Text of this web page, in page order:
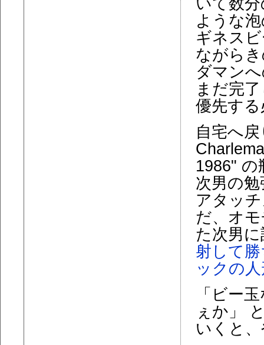
いて数
ような
ギネス
ながら
ダマン
まだ完
優先す
自宅へ
1986" の
次男の
アタッ
だ、オ
た次男
射して
ックの
「ビー
ぇか」
いくと